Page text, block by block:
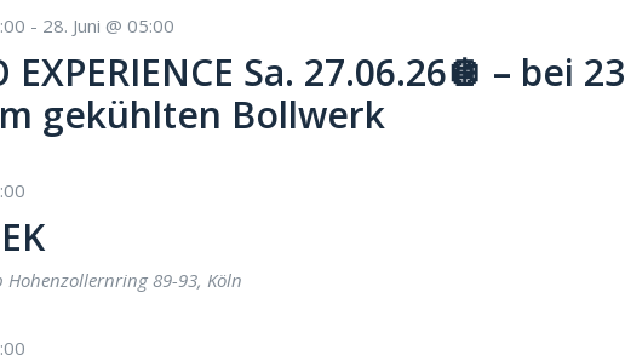
- 28. Juni @ 05:00
EXPERIENCE Sa. 27.06.26🪩 – bei 23
gekühlten Bollwerk
Hohenzollernring 89-93, Köln